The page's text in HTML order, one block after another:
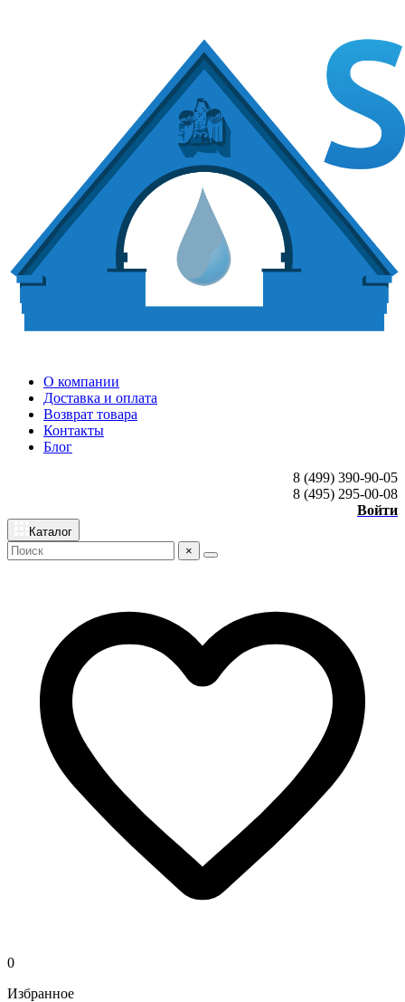
О компании
Доставка и оплата
Возврат товара
Контакты
Блог
8 (499) 390-90-05
8 (495) 295-00-08
Войти
Каталог
×
0
Избранное